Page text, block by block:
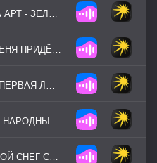
АНСАМБЛЬ МАТРЁНА АРТ - ЗЕЛЁНАЯ РОЩА
ПЕЛАГЕЯ - НЕ ДЛЯ МЕНЯ ПРИДЁТ ВЕСНА
АНСАМБЛЬ ХМЕЛЬ - ПЕРВАЯ ЛЮБОВЬ
АНСАМБЛЬ РУССКИХ НАРОДНЫХ ИНСТРУМЕНТОВ КАЛИНКА - ВАРИАЦИИ НА МУЗЫКАЛЬНЫЕ ТЕМЫ ЕВГЕНИЯ ПТИЧКИНА
ЛЮДМИЛА ЗЫКИНА - ОЙ СНЕГ СНЕЖОК